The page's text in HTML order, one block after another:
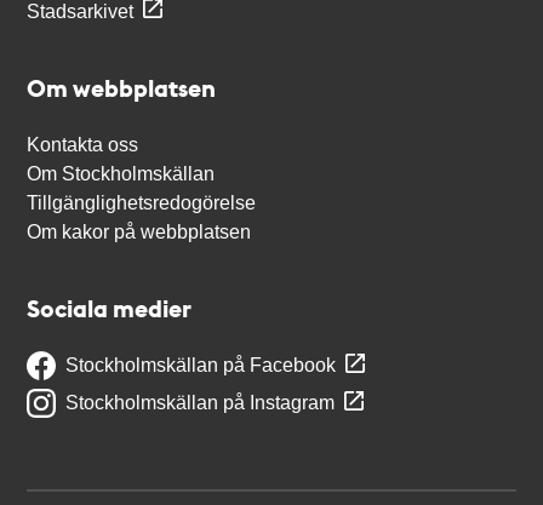
Stadsarkivet
Om webbplatsen
Kontakta oss
Om Stockholmskällan
Tillgänglighetsredogörelse
Om kakor på webbplatsen
Sociala medier
Stockholmskällan på Facebook
Stockholmskällan på Instagram